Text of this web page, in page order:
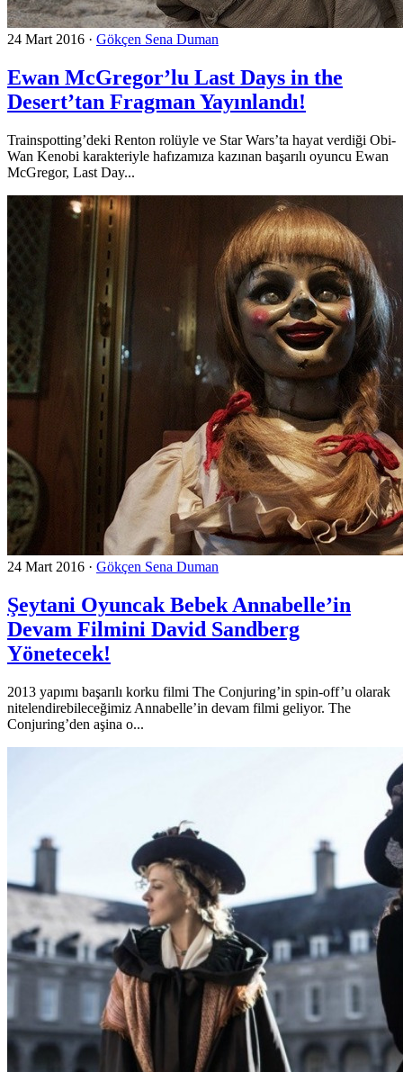
24 Mart 2016 · Gökçen Sena Duman
Ewan McGregor’lu Last Days in the
Desert’tan Fragman Yayınlandı!
Trainspotting’deki Renton rolüyle ve Star Wars’ta hayat verdiği Obi-
Wan Kenobi karakteriyle hafızamıza kazınan başarılı oyuncu Ewan
McGregor, Last Day...
24 Mart 2016 · Gökçen Sena Duman
Şeytani Oyuncak Bebek Annabelle’in
Devam Filmini David Sandberg
Yönetecek!
2013 yapımı başarılı korku filmi The Conjuring’in spin-off’u olarak
nitelendirebileceğimiz Annabelle’in devam filmi geliyor. The
Conjuring’den aşina o...